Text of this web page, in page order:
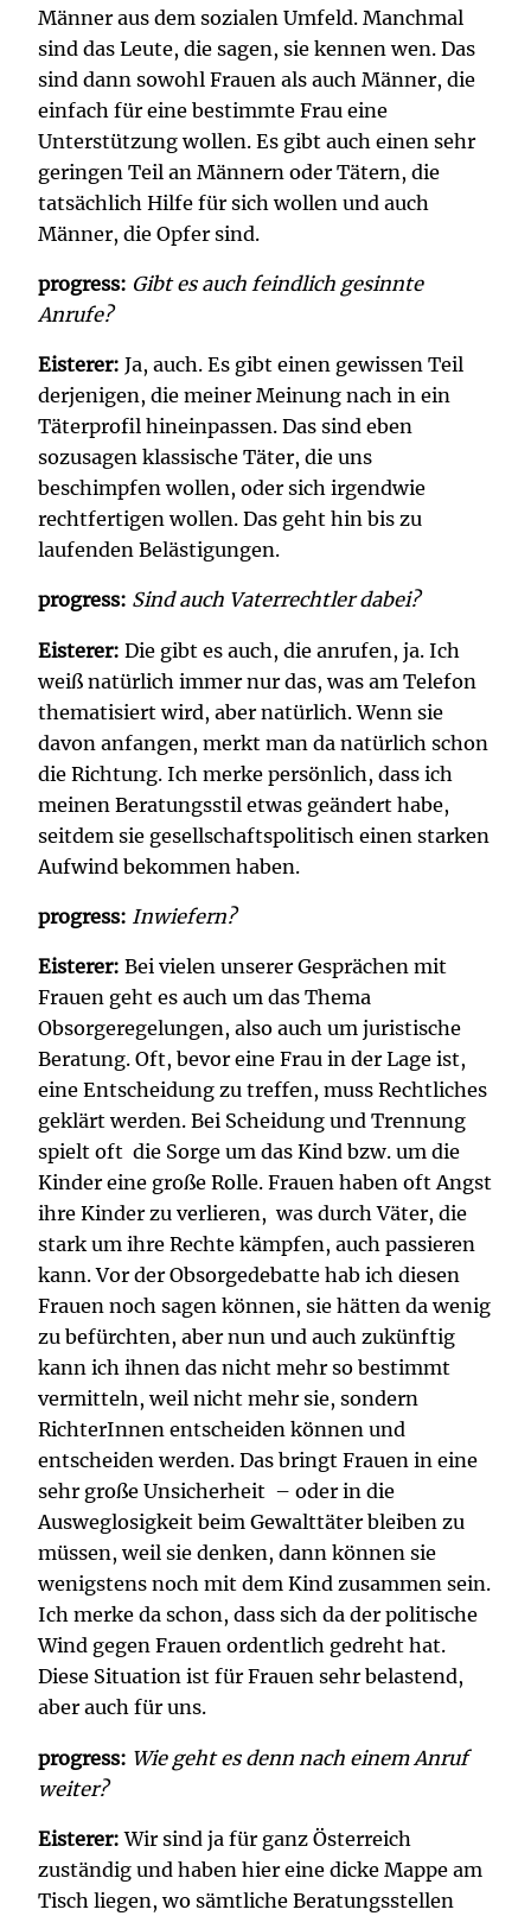
Männer aus dem sozialen Umfeld. Manchmal
sind das Leute, die sagen, sie kennen wen. Das
sind dann sowohl Frauen als auch Männer, die
einfach für eine bestimmte Frau eine
Unterstützung wollen. Es gibt auch einen sehr
geringen Teil an Männern oder Tätern, die
tatsächlich Hilfe für sich wollen und auch
Männer, die Opfer sind.
progress: Gibt es auch feindlich gesinnte
Anrufe?
Eisterer: Ja, auch. Es gibt einen gewissen Teil
derjenigen, die meiner Meinung nach in ein
Täterprofil hineinpassen. Das sind eben
sozusagen klassische Täter, die uns
beschimpfen wollen, oder sich irgendwie
rechtfertigen wollen. Das geht hin bis zu
laufenden Belästigungen.
progress: Sind auch Vaterrechtler dabei?
Eisterer: Die gibt es auch, die anrufen, ja. Ich
weiß natürlich immer nur das, was am Telefon
thematisiert wird, aber natürlich. Wenn sie
davon anfangen, merkt man da natürlich schon
die Richtung. Ich merke persönlich, dass ich
meinen Beratungsstil etwas geändert habe,
seitdem sie gesellschaftspolitisch einen starken
Aufwind bekommen haben.
progress: Inwiefern?
Eisterer: Bei vielen unserer Gesprächen mit
Frauen geht es auch um das Thema
Obsorgeregelungen, also auch um juristische
Beratung. Oft, bevor eine Frau in der Lage ist,
eine Entscheidung zu treffen, muss Rechtliches
geklärt werden. Bei Scheidung und Trennung
spielt oft die Sorge um das Kind bzw. um die
Kinder eine große Rolle. Frauen haben oft Angst
ihre Kinder zu verlieren, was durch Väter, die
stark um ihre Rechte kämpfen, auch passieren
kann. Vor der Obsorgedebatte hab ich diesen
Frauen noch sagen können, sie hätten da wenig
zu befürchten, aber nun und auch zukünftig
kann ich ihnen das nicht mehr so bestimmt
vermitteln, weil nicht mehr sie, sondern
RichterInnen entscheiden können und
entscheiden werden. Das bringt Frauen in eine
sehr große Unsicherheit – oder in die
Ausweglosigkeit beim Gewalttäter bleiben zu
müssen, weil sie denken, dann können sie
wenigstens noch mit dem Kind zusammen sein.
Ich merke da schon, dass sich da der politische
Wind gegen Frauen ordentlich gedreht hat.
Diese Situation ist für Frauen sehr belastend,
aber auch für uns.
progress: Wie geht es denn nach einem Anruf
weiter?
Eisterer:Wir sind ja für ganz Österreich
zuständig und haben hier eine dicke Mappe am
Tisch liegen, wo sämtliche Beratungsstellen